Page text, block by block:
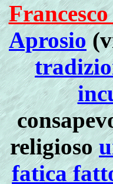
Aprosio
religioso
fatica